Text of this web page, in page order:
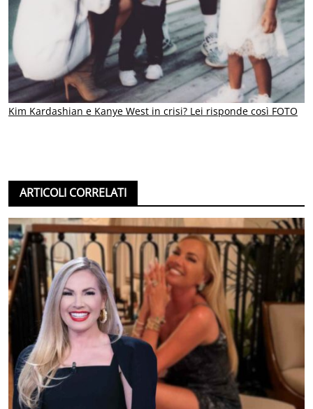
Kim Kardashian e Kanye West in crisi? Lei risponde così FOTO
ARTICOLI CORRELATI